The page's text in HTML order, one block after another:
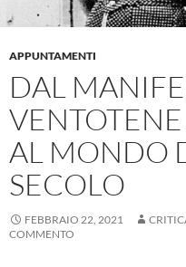
APPUNTAMENTI
DAL
VENTOTENE
AL MONDO
SECOLO
FEBBRAIO 22, 2021
COMMENTO